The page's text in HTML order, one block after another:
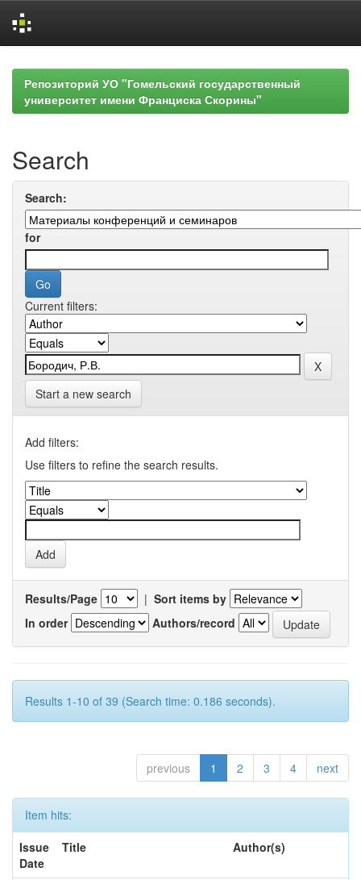
navigationРепозиторий УО "Гомельский государственный
университет имени Франциска Скорины"
Search
Search:
for
Current filters:
Start a new search
Add filters:
Use filters to refine the search results.
Results/Page | Sort items by
In order
Authors/record
Results 1-10 of 39 (Search time: 0.186 seconds).
previous 1 2 3 4 next
Item hits:
Issue
Date
Title Author(s)